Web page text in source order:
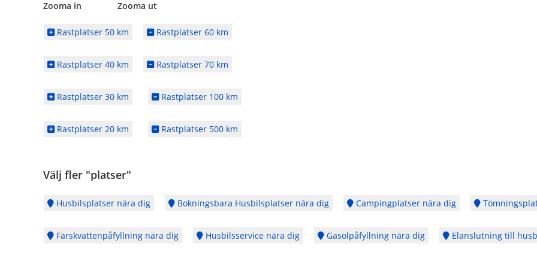
Zooma in Zooma ut
Rastplatser 50 km Rastplatser 60 km
Rastplatser 40 km Rastplatser 70 km
Rastplatser 30 km Rastplatser 100 km
Rastplatser 20 km Rastplatser 500 km
Välj fler "platser"
Husbilsplatser nära dig Bokningsbara Husbilsplatser nära dig Campingplatser nära dig
Färskvattenpåfyllning nära dig Husbilsservice nära dig Gasolpåfyllning nära dig Elanslutning till